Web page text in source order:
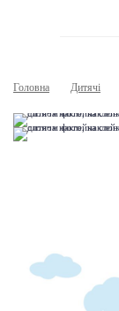
Головна Дитячі